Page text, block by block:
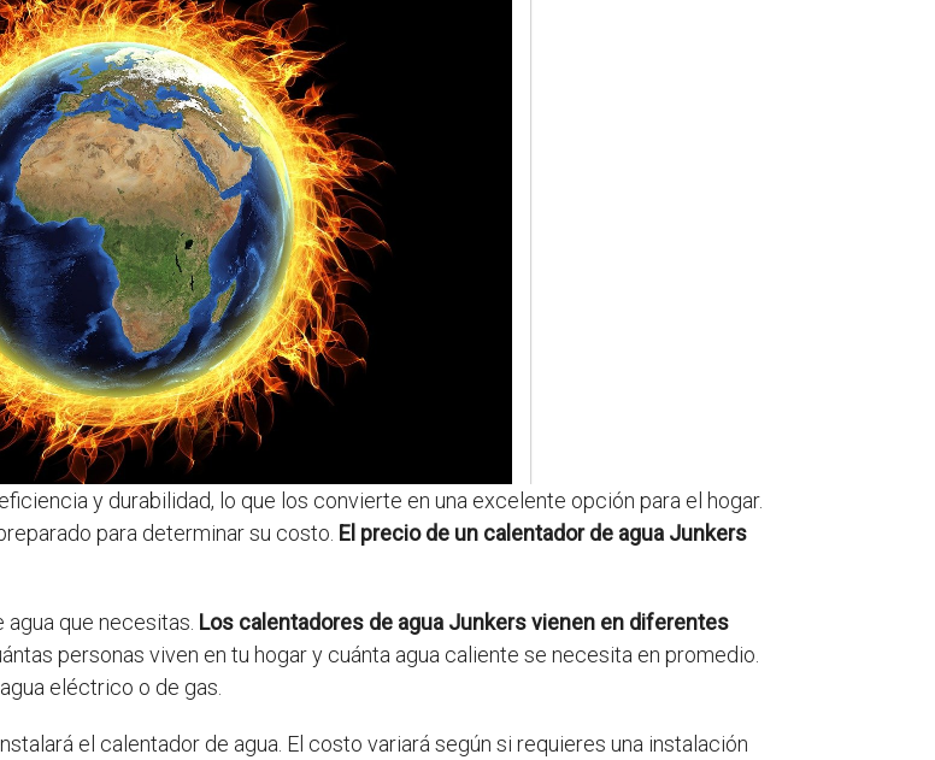
y durabilidad, lo que los convierte en una excelente opción para el hogar.
para determinar su costo. El precio de un calentador de agua Junkers
que necesitas. Los calentadores de agua Junkers vienen en diferentes
personas viven en tu hogar y cuánta agua caliente se necesita en promedio.
eléctrico o de gas.
el calentador de agua. El costo variará según si requieres una instalación